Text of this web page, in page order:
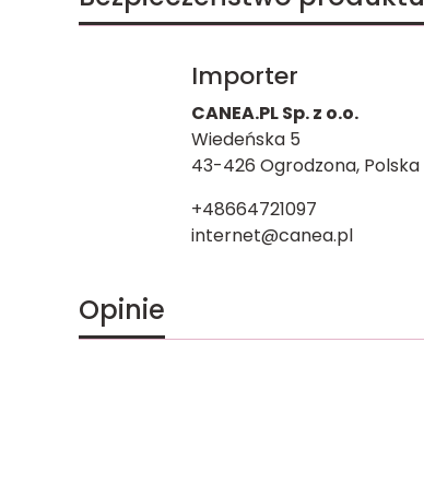
Importer
CANEA.PL Sp. z o.o.
Wiedeńska 5
43-426 Ogrodzona, Polska
+48664721097
internet@canea.pl
Opinie